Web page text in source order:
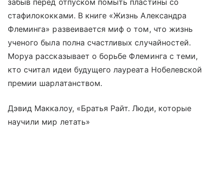
забыв перед отпуском помыть пластины со
стафилококками. В книге «Жизнь Александра
Флеминга» развеивается миф о том, что жизнь
ученого была полна счастливых случайностей.
Моруа рассказывает о борьбе Флеминга с теми,
кто считал идеи будущего лауреата Нобелевской
премии шарлатанством.
Дэвид Маккалоу, «Братья Райт. Люди, которые
научили мир летать»